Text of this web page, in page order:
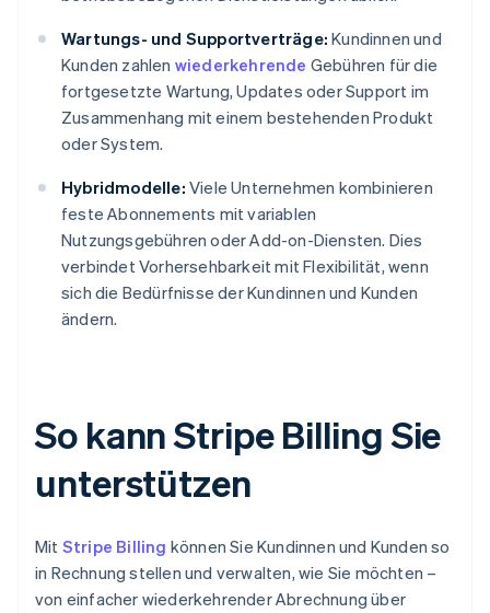
Wartungs- und Supportverträge: Kundinnen und
Kunden zahlen wiederkehrende Gebühren für die
fortgesetzte Wartung, Updates oder Support im
Zusammenhang mit einem bestehenden Produkt
oder System.
Hybridmodelle: Viele Unternehmen kombinieren
feste Abonnements mit variablen
Nutzungsgebühren oder Add-on-Diensten. Dies
verbindet Vorhersehbarkeit mit Flexibilität, wenn
sich die Bedürfnisse der Kundinnen und Kunden
ändern.
So kann Stripe Billing Sie
unterstützen
Mit Stripe Billing können Sie Kundinnen und Kunden so
in Rechnung stellen und verwalten, wie Sie möchten –
von einfacher wiederkehrender Abrechnung über